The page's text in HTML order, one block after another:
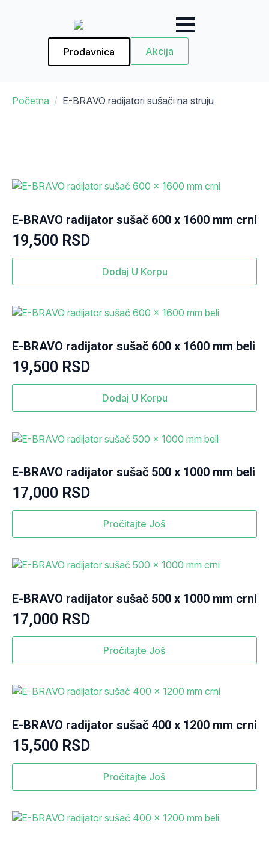
Prodavnica Akcija
Početna E-BRAVO radijatori sušači na struju
E-BRAVO radijator sušač 600 x 1600 mm crni
19,500 RSD
Dodaj U Korpu
E-BRAVO radijator sušač 600 x 1600 mm beli
19,500 RSD
Dodaj U Korpu
E-BRAVO radijator sušač 500 x 1000 mm beli
17,000 RSD
Pročitajte Još
E-BRAVO radijator sušač 500 x 1000 mm crni
17,000 RSD
Pročitajte Još
E-BRAVO radijator sušač 400 x 1200 mm crni
15,500 RSD
Pročitajte Još